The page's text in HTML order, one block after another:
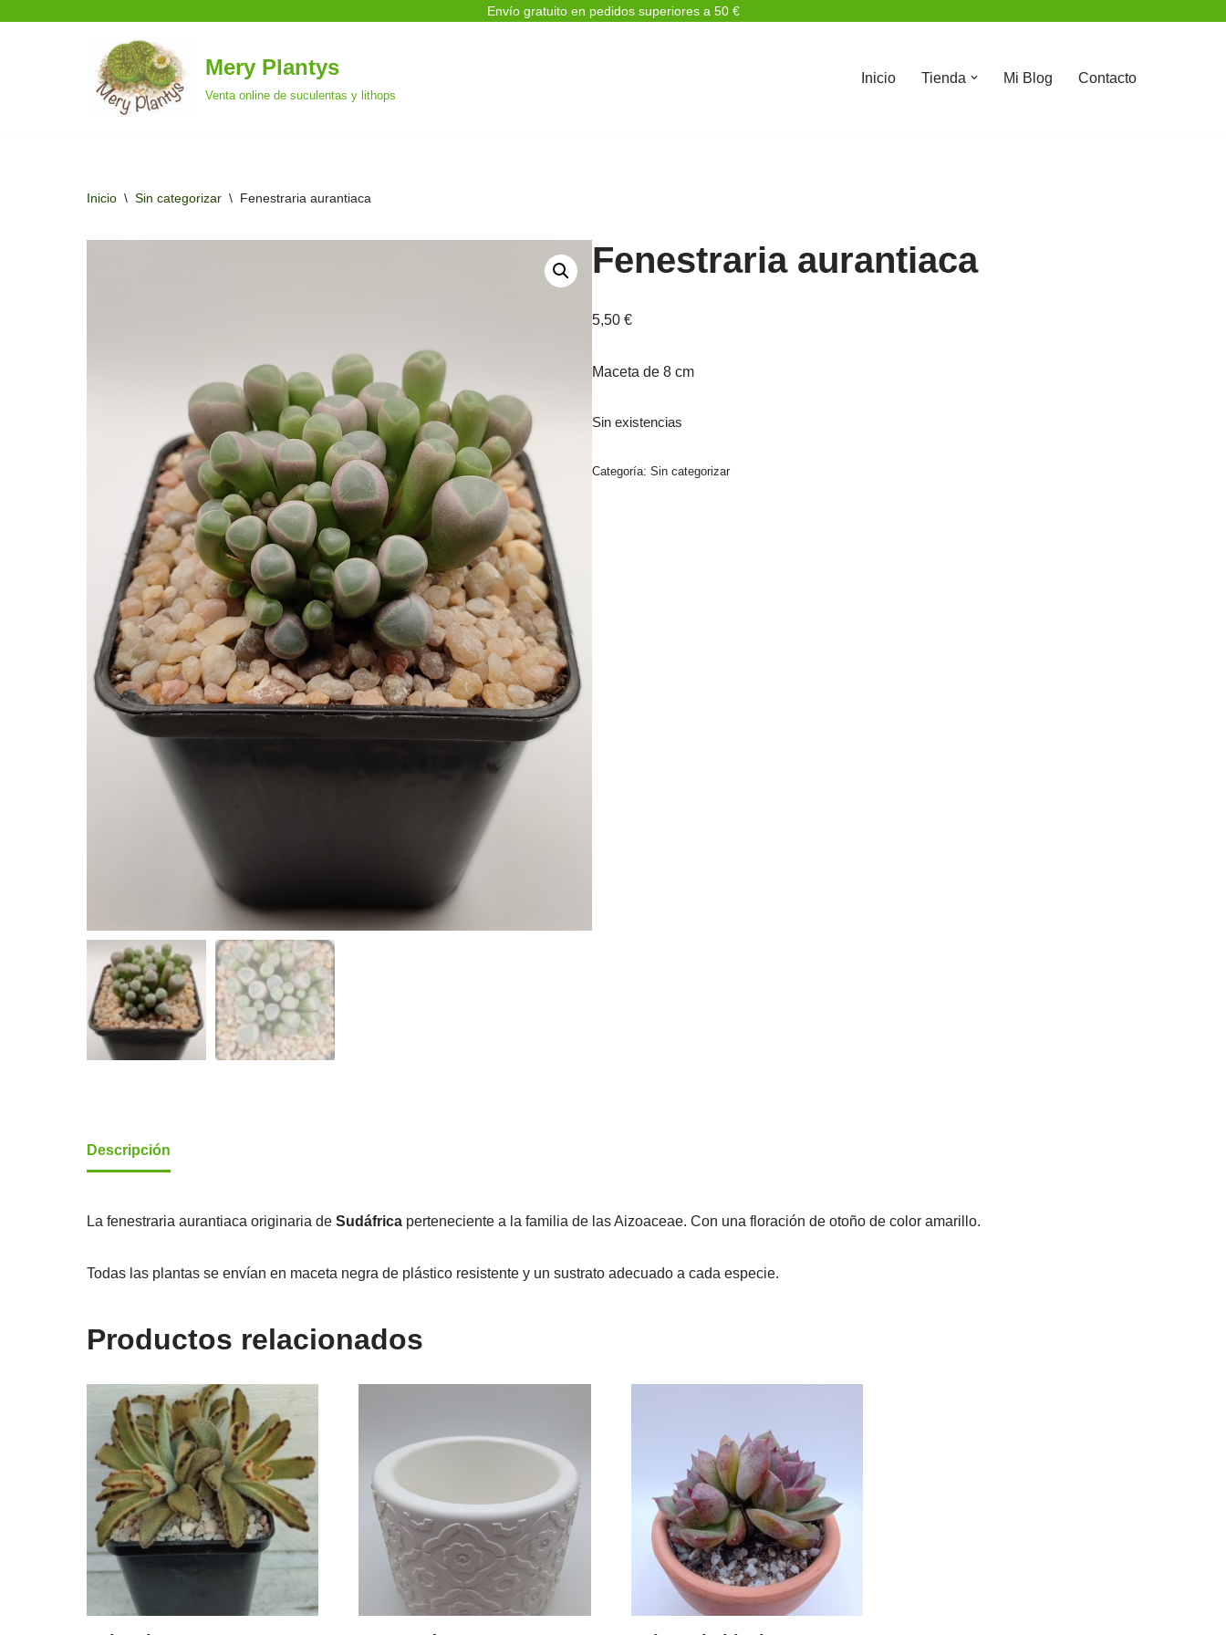
Envío gratuito en pedidos superiores a 50 €
Mery Plantys
Venta online de suculentas y lithops
Inicio Tienda Mi Blog Contacto
Inicio \ Sin categorizar \ Fenestraria aurantiaca
Fenestraria aurantiaca
5,50 €
Maceta de 8 cm
Sin existencias
Categoría: Sin categorizar
Descripción
La fenestraria aurantiaca originaria de Sudáfricaperteneciente a la familia de las Aizoaceae. Con una floración de otoño de color amarillo.
Todas las plantas se envían en maceta negra de plástico resistente y un sustrato adecuado a cada especie.
Productos relacionados